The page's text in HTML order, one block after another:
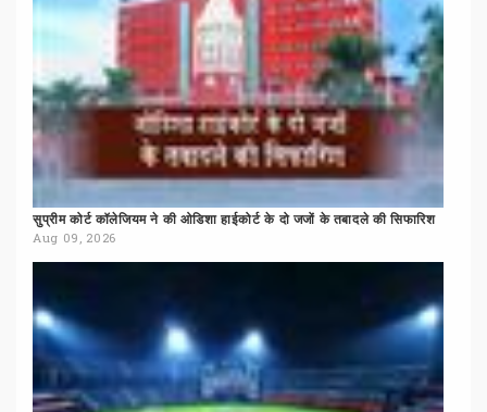
सुप्रीम कोर्ट कॉलेजियम ने की ओडिशा हाईकोर्ट के दो जजों के तबादले की सिफारिश
Aug 09, 2026